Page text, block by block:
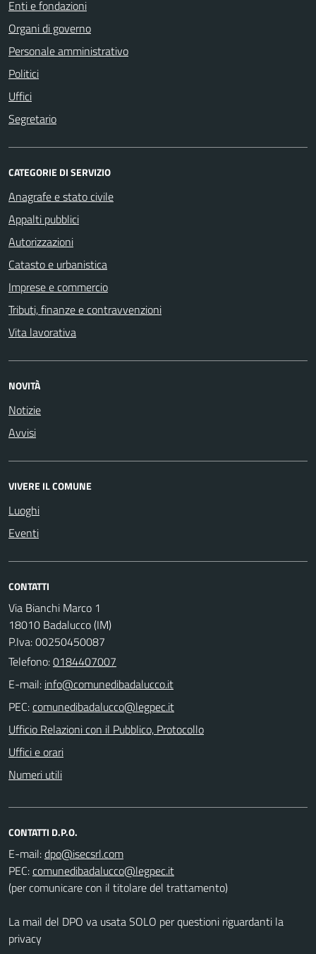
Enti e fondazioni
Organi di governo
Personale amministrativo
Politici
Uffici
Segretario
CATEGORIE DI SERVIZIO
Anagrafe e stato civile
Appalti pubblici
Autorizzazioni
Catasto e urbanistica
Imprese e commercio
Tributi, finanze e contravvenzioni
Vita lavorativa
NOVITÀ
Notizie
Avvisi
VIVERE IL COMUNE
Luoghi
Eventi
CONTATTI
Via Bianchi Marco 1
18010 Badalucco (IM)
P.Iva: 00250450087
Telefono:0184407007
E-mail:
PEC:
Ufficio Relazioni con il Pubblico, Protocollo
Uffici e orari
Numeri utili
CONTATTI D.P.O.
E-mail:
PEC:
(per comunicare con il titolare del trattamento)
La mail del DPO va usata SOLO per questioni riguardanti la
privacy